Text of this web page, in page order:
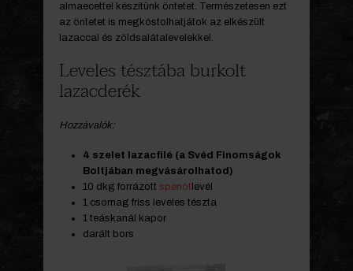
almaecettel készítünk öntetet. Természetesen ezt
az öntetet is megkóstolhatjátok az elkészült
lazaccal és zöldsalátalevelekkel.
Leveles tésztába burkolt
lazacderék
Hozzávalók:
4 szelet lazacfilé (a Svéd Finomságok
Boltjában megvásárolhatod)
10 dkg forrázott spenót levél
1 csomag friss leveles tészta
1 teáskanál kapor
darált bors